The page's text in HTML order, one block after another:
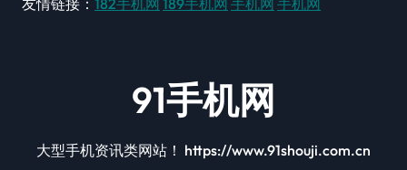
91手机网
大型手机资讯类网站！ https://www.91shouji.com.cn